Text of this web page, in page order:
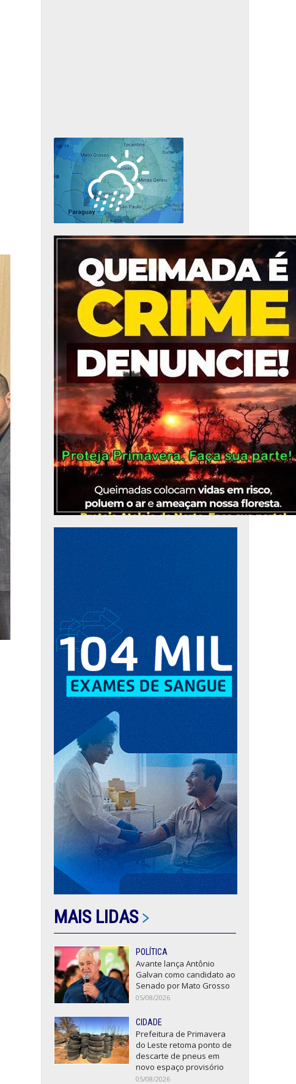
MAIS LIDAS
POLÍTICA
Avante lança Antônio
Galvan como candidato ao
Senado por Mato Grosso
05/08/2026
CIDADE
Prefeitura de Primavera
do Leste retoma ponto de
descarte de pneus em
novo espaço provisório
05/08/2026